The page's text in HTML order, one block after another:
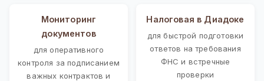
Мониторинг
документов
для оперативного
контроля за подписанием
важных контрактов и
Налоговая в Диадоке
для быстрой подготовки
ответов на требования
ФНС и встречные
проверки